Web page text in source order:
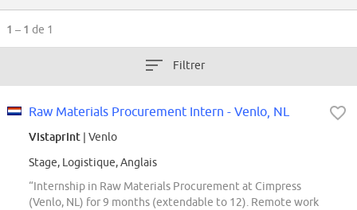
1 – 1 de 1
Filtrer
Raw Materials Procurement Intern - Venlo, NL
Vistaprint | Venlo
Stage, Logistique, Anglais
“Internship in Raw Materials Procurement at Cimpress
(Venlo, NL) for 9 months (extendable to 12). Remote work